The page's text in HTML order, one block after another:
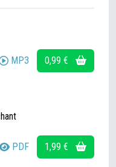
MP3 0,99 €
PDF 1,99 €